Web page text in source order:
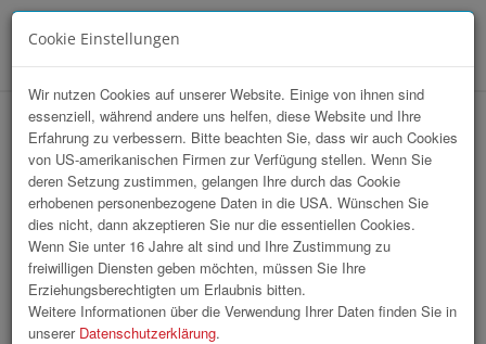
Sommerfrische Wien
Cookie Einstellungen
Wir nutzen Cookies auf unserer Website. Einige von ihnen sind
essenziell, während andere uns helfen, diese Website und Ihre
Erfahrung zu verbessern. Bitte beachten Sie, dass wir auch Cookies
von US-amerikanischen Firmen zur Verfügung stellen. Wenn Sie
deren Setzung zustimmen, gelangen Ihre durch das Cookie
erhobenen personenbezogene Daten in die USA. Wünschen Sie
dies nicht, dann akzeptieren Sie nur die essentiellen Cookies.
Wenn Sie unter 16 Jahre alt sind und Ihre Zustimmung zu
freiwilligen Diensten geben möchten, müssen Sie Ihre
Erziehungsberechtigten um Erlaubnis bitten.
Weitere Informationen über die Verwendung Ihrer Daten finden Sie in
unserer Datenschutzerklärung.